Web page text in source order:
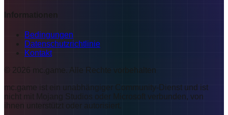
Informationen
Bedingungen
Datenschutzrichtlinie
Kontakt
© 2026 mc.game. Alle Rechte vorbehalten
mc.game ist ein unabhängiger Community-Dienst und ist
nicht mit Mojang Studios oder Microsoft verbunden, von
ihnen unterstützt oder autorisiert.